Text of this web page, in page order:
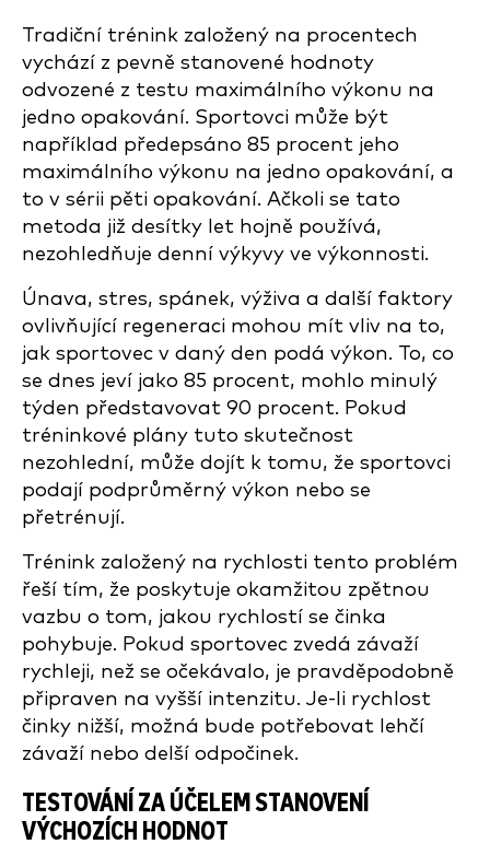
Tradiční trénink založený na procentech
vychází z pevně stanovené hodnoty
odvozené z testu maximálního výkonu na
jedno opakování. Sportovci může být
například předepsáno 85 procent jeho
maximálního výkonu na jedno opakování, a
to v sérii pěti opakování. Ačkoli se tato
metoda již desítky let hojně používá,
nezohledňuje denní výkyvy ve výkonnosti.
Únava, stres, spánek, výživa a další faktory
ovlivňující regeneraci mohou mít vliv na to,
jak sportovec v daný den podá výkon. To, co
se dnes jeví jako 85 procent, mohlo minulý
týden představovat 90 procent. Pokud
tréninkové plány tuto skutečnost
nezohlední, může dojít k tomu, že sportovci
podají podprůměrný výkon nebo se
přetrénují.
Trénink založený na rychlosti tento problém
řeší tím, že poskytuje okamžitou zpětnou
vazbu o tom, jakou rychlostí se činka
pohybuje. Pokud sportovec zvedá závaží
rychleji, než se očekávalo, je pravděpodobně
připraven na vyšší intenzitu. Je-li rychlost
činky nižší, možná bude potřebovat lehčí
závaží nebo delší odpočinek.
TESTOVÁNÍ ZA ÚČELEM STANOVENÍ
VÝCHOZÍCH HODNOT